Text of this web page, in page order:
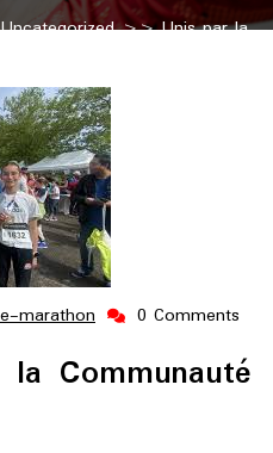
Uncategorized>> Unis par la
marathon ing-
marathon
0 Comments
Communauté